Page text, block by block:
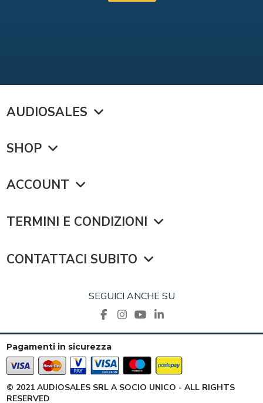
AUDIOSALES
SHOP
ACCOUNT
TERMINI E CONDIZIONI
CONTATTACI SUBITO
SEGUICI ANCHE SU
Pagamenti in sicurezza
© 2021 AUDIOSALES SRL A SOCIO UNICO - ALL RIGHTS
RESERVED